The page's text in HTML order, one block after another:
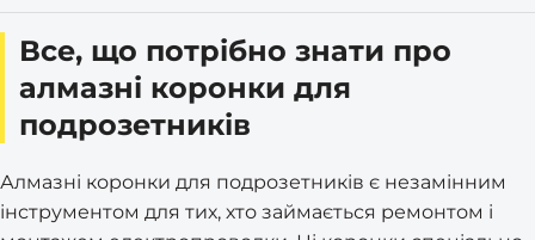
Все, що потрібно знати про
алмазні коронки для
подрозетників
Алмазні коронки для подрозетників є незамінним
інструментом для тих, хто займається ремонтом і